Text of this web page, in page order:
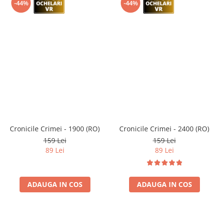
-44%
Cronicile Crimei - 1900 (RO)
159 Lei
89 Lei
ADAUGA IN COS
-44%
Cronicile Crimei - 2400 (RO)
159 Lei
89 Lei
ADAUGA IN COS